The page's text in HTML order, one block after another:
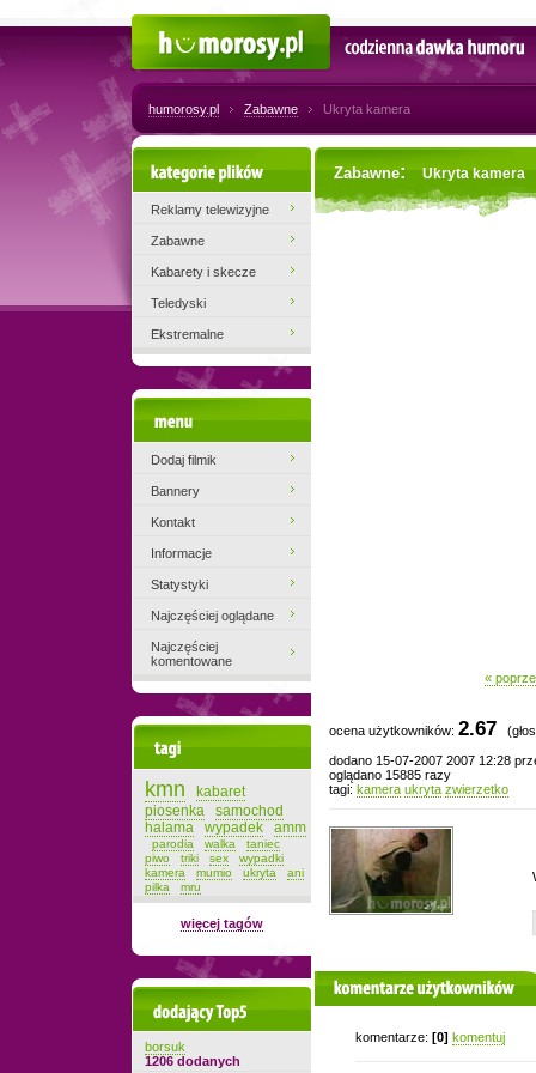
Codzienna dawka humoru
humorosy.pl Zabawne Ukryta kamera
Zabawne: Ukryta kamera
«
ocena użytkowników: 2.67
dodano 15-07-2007 2007 12:28
oglądano 15885 razy
tagi: kamera ukryta zwierzetko
komentarze użytkowników
komentarze: [0] komentuj
Kategorie plików
Reklamy telewizyjne
Zabawne
Kabarety i skecze
Teledyski
Ekstremalne
Dodaj filmik
Bannery
Kontakt
Informacje
Statystyki
Najczęściej oglądane
Najczęściej
komentowane
kmn
kabaret
piosenka
samochod
halama
wypadek amm
parodia walka
taniec
piwo
triki sex
wypadki
kamera
mumio ukryta
ani
pilka
mru
więcej tagów
Dodający top-5
borsuk
1206 dodanych